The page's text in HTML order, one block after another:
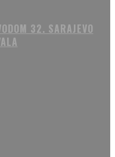
32. SARAJEVO